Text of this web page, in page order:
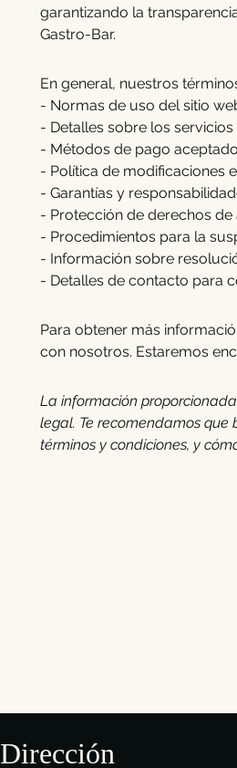
garantizando la
Gastro-Bar.
En general, nuestros
- Normas de uso del sitio
- Detalles sobre los
- Métodos de pago
- Política de modificaciones
- Garantías y
- Protección de derechos
- Procedimientos para la
- Información sobre
- Detalles de contacto para
Para obtener más
con nosotros. Estaremos
La información
legal. Te recomendamos
términos y condiciones, y
Dirección